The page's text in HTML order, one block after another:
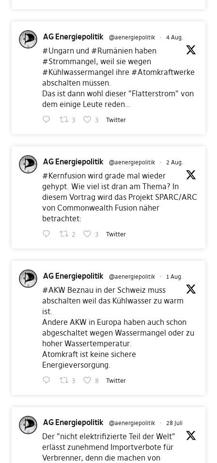
AG Energiepolitik @aenergiepolitik · 4 Aug.
#Ungarnund #Rumänienhaben
#Strommangel, weil sie wegen
#Kühlwassermangel ihre #Atomkraftwerke
abschalten müssen.
Das ist dann wohl dieser "Flatterstrom" von
dem einige Leute reden…
3 3 Twitter
AG Energiepolitik @aenergiepolitik · 2 Aug.
#Kernfusionwird grade mal wieder
gehypt. Wie viel ist dran am Thema? In
diesem Vortrag wird das Projekt SPARC/ARC
von Commonwealth Fusion näher
betrachtet:
2 3 Twitter
AG Energiepolitik @aenergiepolitik · 1 Aug.
#AKW Beznau in der Schweiz muss
abschalten weil das Kühlwasser zu warm
ist.
Andere AKW in Europa haben auch schon
abgeschaltet wegen Wassermangel oder zu
hoher Wassertemperatur.
Atomkraft ist keine sichere
Energieversorgung.
3 8 Twitter
AG Energiepolitik @aenergiepolitik · 28 Juli
Der "nicht elektrifizierte Teil der Welt"
erlässt zunehmend Importverbote für
Verbrenner, denn die machen von